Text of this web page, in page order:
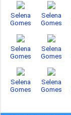
Selena
Gomes
Selena
Gomes
Selena
Gomes
Selena
Gomes
Selena
Gomes
Selena
Gomes